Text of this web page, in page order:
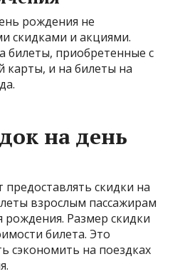
рождения не
скидками и акциями.
билеты, приобретенные с
и на билеты на
на день
скидки на
взрослым пассажирам
рождения. Размер скидки
билета. Это
сэкономить на поездках